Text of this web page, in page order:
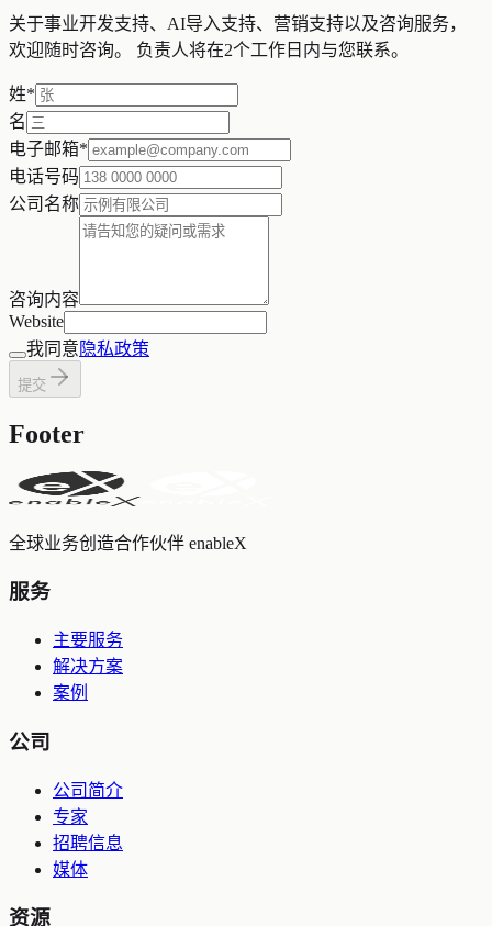
关于事业开发支持、AI导入支持、营销支持以及咨询服务，
欢迎随时咨询。 负责人将在2个工作日内与您联系。
姓*
名
电子邮箱*
电话号码
公司名称
咨询内容
Website
我同意 隐私政策
提交
Footer
全球业务创造合作伙伴 enableX
服务
主要服务
解决方案
案例
公司
公司简介
专家
招聘信息
媒体
资源